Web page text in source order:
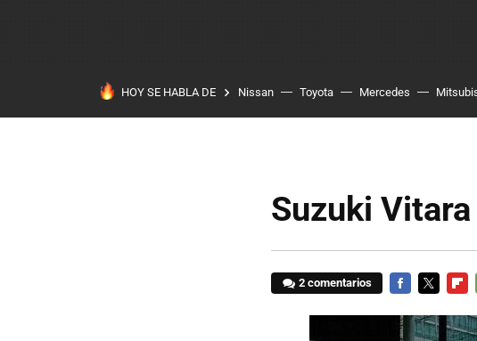
HOY SE HABLA DE Nissan Toyota Mercedes
Suzuki
2 comentarios